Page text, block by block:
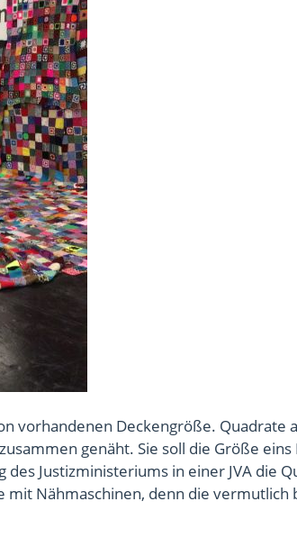
vorhandenen Deckengröße. Quadrate
genäht. Sie soll die Größe
Justizministeriums in einer JVA die
Nähmaschinen, denn die vermutlich